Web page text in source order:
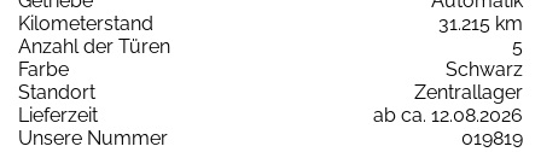
Kilometerstand
31.215 km
Anzahl der Türen
5
Farbe
Schwarz
Standort
Zentrallager
Lieferzeit
ab ca. 12.08.2026
Unsere Nummer
019819